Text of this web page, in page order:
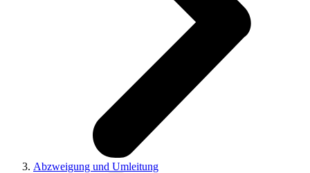
Abzweigung und Umleitung